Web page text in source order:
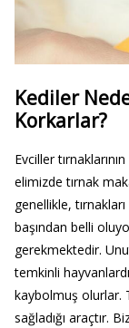
Kediler
Korkarlar?
Evciller
elimizde tırnak
genellikle,
başından belli
gerekmektedir.
temkinli
kaybolmuş olurlar.
sağladığı araçtır.